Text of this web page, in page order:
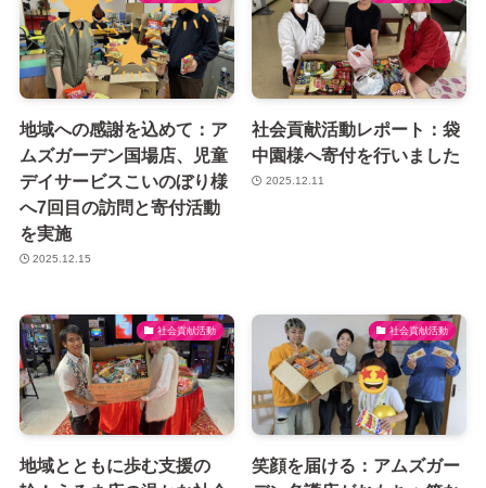
地域への感謝を込めて：ア
ムズガーデン国場店、児童
デイサービスこいのぼり様
へ7回目の訪問と寄付活動
を実施
2025.12.15
社会貢献活動レポート：袋
中園様へ寄付を行いました
2025.12.11
社会貢献活動
地域とともに歩む支援の
社会貢献活動
笑顔を届ける：アムズガー